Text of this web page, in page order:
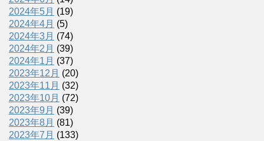
2024年5月 (19)
2024年4月 (5)
2024年3月 (74)
2024年2月 (39)
2024年1月 (37)
2023年12月 (20)
2023年11月 (32)
2023年10月 (72)
2023年9月 (39)
2023年8月 (81)
2023年7月 (133)